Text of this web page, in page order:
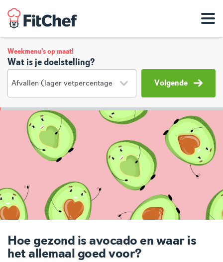
Weekmenu's op maat!
Wat is je doelstelling?
Volgende
Hoe gezond is avocado en waar is
het allemaal goed voor?